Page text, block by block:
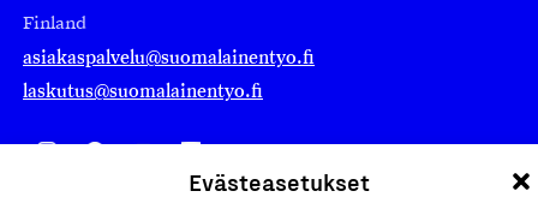
Evästeasetukset
Finland
asiakaspalvelu@suomalainentyo.fi
laskutus@suomalainentyo.fi